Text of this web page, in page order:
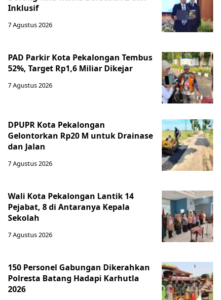
Inklusif
7 Agustus 2026
PAD Parkir Kota Pekalongan Tembus
52%, Target Rp1,6 Miliar Dikejar
7 Agustus 2026
DPUPR Kota Pekalongan
Gelontorkan Rp20 M untuk Drainase
dan Jalan
7 Agustus 2026
Wali Kota Pekalongan Lantik 14
Pejabat, 8 di Antaranya Kepala
Sekolah
7 Agustus 2026
150 Personel Gabungan Dikerahkan
Polresta Batang Hadapi Karhutla
2026